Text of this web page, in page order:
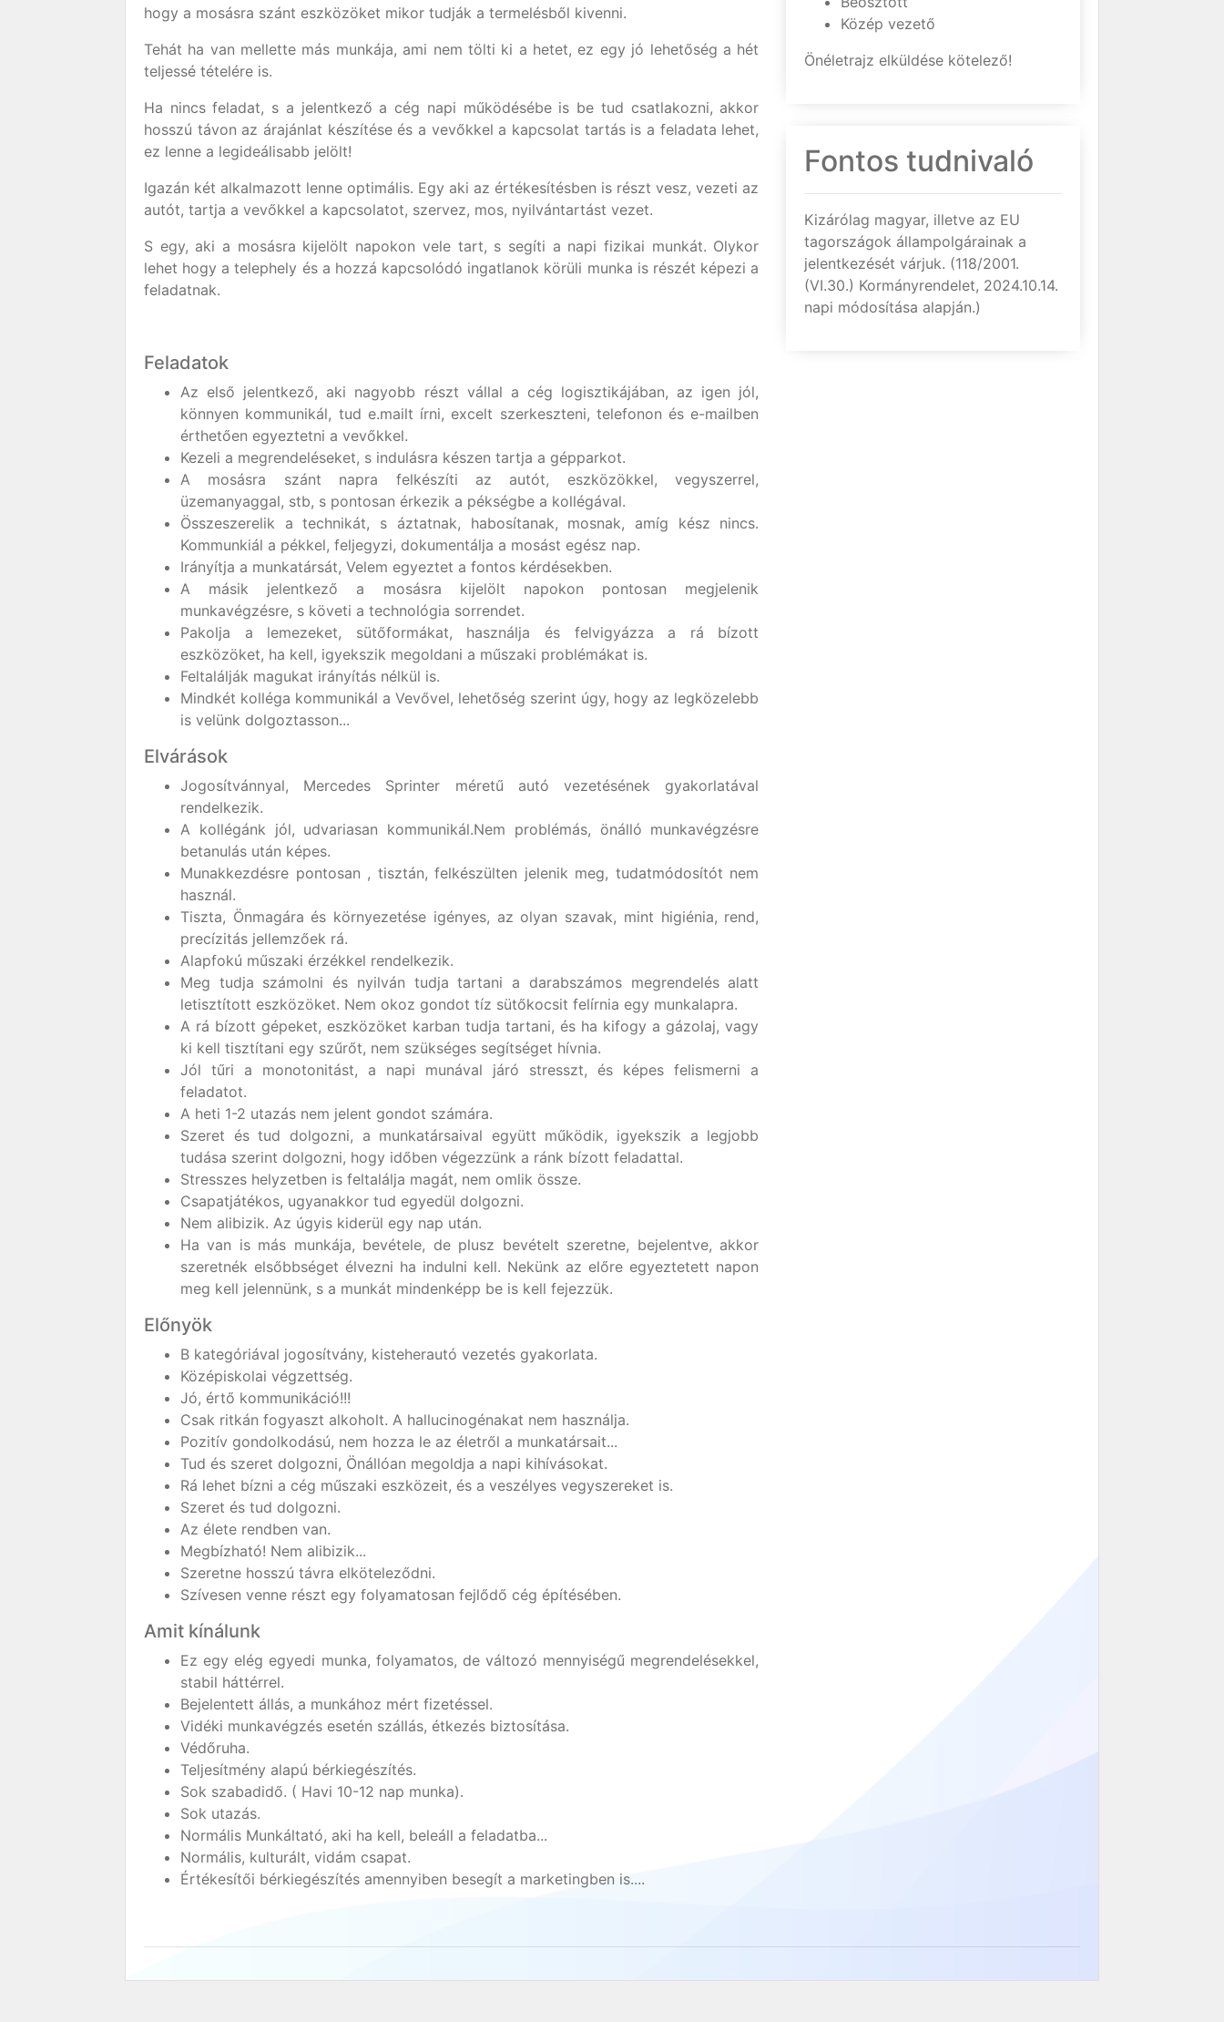
hogy a mosásra szánt eszközöket mikor tudják a termelésből kivenni.
Tehát ha van mellette más munkája, ami nem tölti ki a hetet, ez egy jó lehetőség a hét
teljessé tételére is.
Ha nincs feladat, s a jelentkező a cég napi működésébe is be tud csatlakozni, akkor
hosszú távon az árajánlat készítése és a vevőkkel a kapcsolat tartás is a feladata lehet,
ez lenne a legideálisabb jelölt!
Igazán két alkalmazott lenne optimális. Egy aki az értékesítésben is részt vesz, vezeti az
autót, tartja a vevőkkel a kapcsolatot, szervez, mos, nyilvántartást vezet.
S egy, aki a mosásra kijelölt napokon vele tart, s segíti a napi fizikai munkát. Olykor
lehet hogy a telephely és a hozzá kapcsolódó ingatlanok körüli munka is részét képezi a
feladatnak.
Feladatok
Az első jelentkező, aki nagyobb részt vállal a cég logisztikájában, az igen jól,
könnyen kommunikál, tud e.mailt írni, excelt szerkeszteni, telefonon és e-mailben
érthetően egyeztetni a vevőkkel.
Kezeli a megrendeléseket, s indulásra készen tartja a gépparkot.
A mosásra szánt napra felkészíti az autót, eszközökkel, vegyszerrel,
üzemanyaggal, stb, s pontosan érkezik a pékségbe a kollégával.
Összeszerelik a technikát, s áztatnak, habosítanak, mosnak, amíg kész nincs.
Kommunkiál a pékkel, feljegyzi, dokumentálja a mosást egész nap.
Irányítja a munkatársát, Velem egyeztet a fontos kérdésekben.
A másik jelentkező a mosásra kijelölt napokon pontosan megjelenik
munkavégzésre, s követi a technológia sorrendet.
Pakolja a lemezeket, sütőformákat, használja és felvigyázza a rá bízott
eszközöket, ha kell, igyekszik megoldani a műszaki problémákat is.
Feltalálják magukat irányítás nélkül is.
Mindkét kolléga kommunikál a Vevővel, lehetőség szerint úgy, hogy az legközelebb
is velünk dolgoztasson...
Elvárások
Jogosítvánnyal, Mercedes Sprinter méretű autó vezetésének gyakorlatával
rendelkezik.
A kollégánk jól, udvariasan kommunikál.Nem problémás, önálló munkavégzésre
betanulás után képes.
Munakkezdésre pontosan , tisztán, felkészülten jelenik meg, tudatmódosítót nem
használ.
Tiszta, Önmagára és környezetése igényes, az olyan szavak, mint higiénia, rend,
precízitás jellemzőek rá.
Alapfokú műszaki érzékkel rendelkezik.
Meg tudja számolni és nyilván tudja tartani a darabszámos megrendelés alatt
letisztított eszközöket. Nem okoz gondot tíz sütőkocsit felírnia egy munkalapra.
A rá bízott gépeket, eszközöket karban tudja tartani, és ha kifogy a gázolaj, vagy
ki kell tisztítani egy szűrőt, nem szükséges segítséget hívnia.
Jól tűri a monotonitást, a napi munával járó stresszt, és képes felismerni a
feladatot.
A heti 1-2 utazás nem jelent gondot számára.
Szeret és tud dolgozni, a munkatársaival együtt működik, igyekszik a legjobb
tudása szerint dolgozni, hogy időben végezzünk a ránk bízott feladattal.
Stresszes helyzetben is feltalálja magát, nem omlik össze.
Csapatjátékos, ugyanakkor tud egyedül dolgozni.
Nem alibizik. Az úgyis kiderül egy nap után.
Ha van is más munkája, bevétele, de plusz bevételt szeretne, bejelentve, akkor
szeretnék elsőbbséget élvezni ha indulni kell. Nekünk az előre egyeztetett napon
meg kell jelennünk, s a munkát mindenképp be is kell fejezzük.
Előnyök
B kategóriával jogosítvány, kisteherautó vezetés gyakorlata.
Középiskolai végzettség.
Jó, értő kommunikáció!!!
Csak ritkán fogyaszt alkoholt. A hallucinogénakat nem használja.
Pozitív gondolkodású, nem hozza le az életről a munkatársait...
Tud és szeret dolgozni, Önállóan megoldja a napi kihívásokat.
Rá lehet bízni a cég műszaki eszközeit, és a veszélyes vegyszereket is.
Szeret és tud dolgozni.
Az élete rendben van.
Megbízható! Nem alibizik...
Szeretne hosszú távra elköteleződni.
Szívesen venne részt egy folyamatosan fejlődő cég építésében.
Amit kínálunk
Ez egy elég egyedi munka, folyamatos, de változó mennyiségű megrendelésekkel,
stabil háttérrel.
Bejelentett állás, a munkához mért fizetéssel.
Vidéki munkavégzés esetén szállás, étkezés biztosítása.
Védőruha.
Teljesítmény alapú bérkiegészítés.
Sok szabadidő. ( Havi 10-12 nap munka).
Sok utazás.
Normális Munkáltató, aki ha kell, beleáll a feladatba...
Normális, kulturált, vidám csapat.
Értékesítői bérkiegészítés amennyiben besegít a marketingben is....
Közép vezető
Önéletrajz elküldése kötelező!
Fontos tudnivaló
Kizárólag magyar, illetve az EU
tagországok állampolgárainak a
jelentkezését várjuk. (118/2001.
(VI.30.) Kormányrendelet, 2024.10.14.
napi módosítása alapján.)